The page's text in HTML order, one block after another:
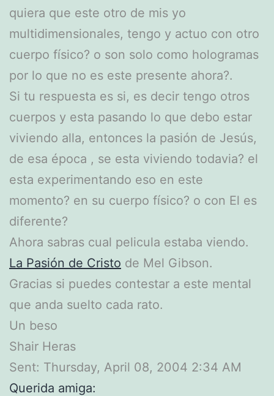
quiera que este otro de mis yo
multidimensionales, tengo y actuo con otro
cuerpo físico? o son solo como hologramas
por lo que no es este presente ahora?.
Si tu respuesta es si, es decir tengo otros
cuerpos y esta pasando lo que debo estar
viviendo alla, entonces la pasión de Jesús,
de esa época , se esta viviendo todavia? el
esta experimentando eso en este
momento? en su cuerpo físico? o con El es
diferente?
Ahora sabras cual pelicula estaba viendo.
La Pasión de Cristo de Mel Gibson.
Gracias si puedes contestar a este mental
que anda suelto cada rato.
Un beso
Shair Heras
Sent: Thursday, April 08, 2004 2:34 AM
Querida amiga: